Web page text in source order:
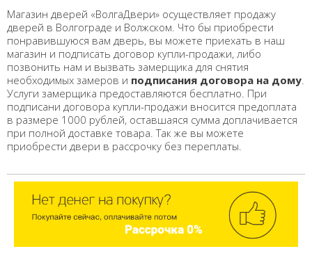
Магазин дверей «ВолгаДвери» осуществляет продажу
дверей в Волгограде и Волжском. Что бы приобрести
понравившуюся вам дверь, вы можете приехать в наш
магазин и подписать договор купли-продажи, либо
позвонить нам и вызвать замерщика для снятия
необходимых замеров и подписания договора на дому
Услуги замерщика предоставляются бесплатно. При
подписани договора купли-продажи вносится предоплата
в размере 1000 рублей, оставшаяся сумма доплачивается
при полной доставке товара. Так же вы можете
приобрести двери в рассрочку без переплаты.